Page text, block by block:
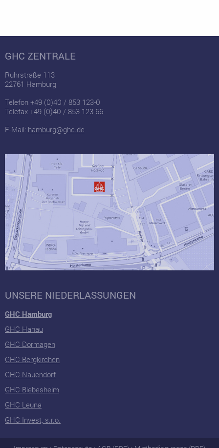
GHC ZENTRALE
Ruhrstraße 113
22761 Hamburg
Telefon +49 (0)40 / 853 123-0
Telefax +49 (0)40 / 853 123-66
E-Mail: hamburg@ghc.de
UNSERE NIEDERLASSUNGEN
GHC Hamburg
GHC Hanau
GHC Dormagen
GHC Bergkirchen
GHC Nauendorf
GHC Biebesheim
GHC Leuna
GHC Invest, s.r.o.